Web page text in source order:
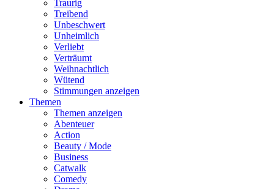
Traurig
Treibend
Unbeschwert
Unheimlich
Verliebt
Verträumt
Weihnachtlich
Wütend
Stimmungen anzeigen
Themen
Themen anzeigen
Abenteuer
Action
Beauty / Mode
Business
Catwalk
Comedy